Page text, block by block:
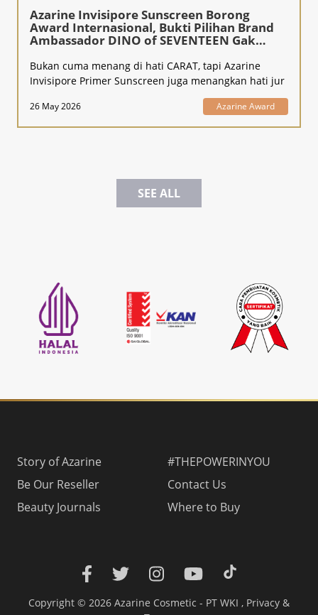
Azarine Invisipore Sunscreen Borong
Award Internasional, Bukti Pilihan Brand
Ambassador DINO of SEVENTEEN Gak
Bukan cuma menang di hati CARAT, tapi Azarine
Invisipore Primer Sunscreen juga menangkan hati jur
26 May 2026 Azarine Award
SEE ALL
Story of Azarine
Be Our Reseller
Beauty Journals
#THEPOWERINYOU
Contact Us
Where to Buy
Copyright © 2026 Azarine Cosmetic - PT WKI , Privacy &